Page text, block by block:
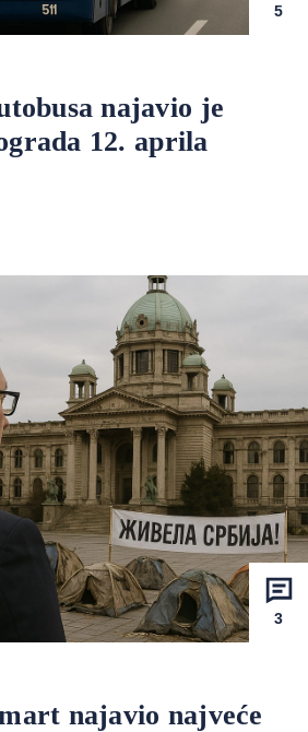
5
najavio je
12. aprila
3
najavio najveće